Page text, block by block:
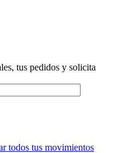
tus pedidos y solicita
todos tus movimientos